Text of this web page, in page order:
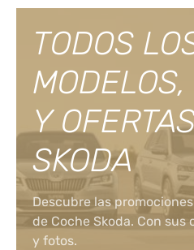
TODOS
Y
SKODA
Descubre las
de Coche Skoda. Con
y fotos.